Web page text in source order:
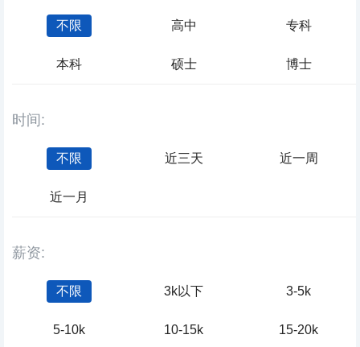
不限 高中 专科
本科 硕士 博士
时间:
不限 近三天 近一周
近一月
薪资:
不限 3k以下 3-5k
5-10k 10-15k 15-20k